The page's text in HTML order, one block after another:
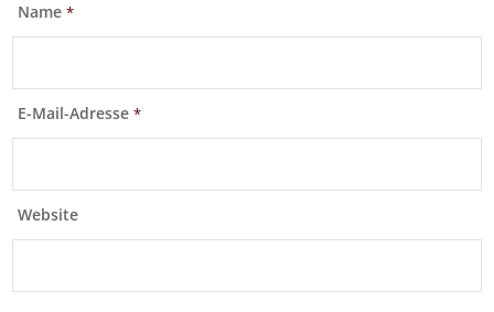
Name*
E-Mail-Adresse*
Website